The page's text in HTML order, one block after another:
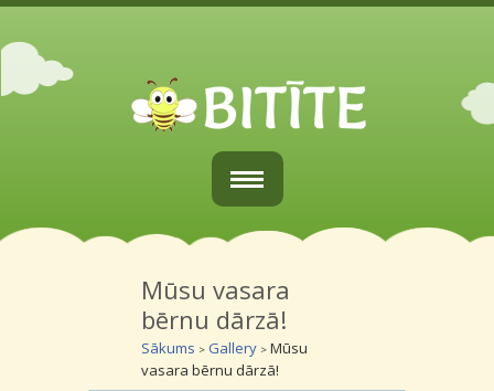
Sākums
Par mums
Vecākiem
Grupiņas
Mūsu vasara
bērnu dārzā!
Sākums > Gallery > Mūsu
vasara bērnu dārzā!